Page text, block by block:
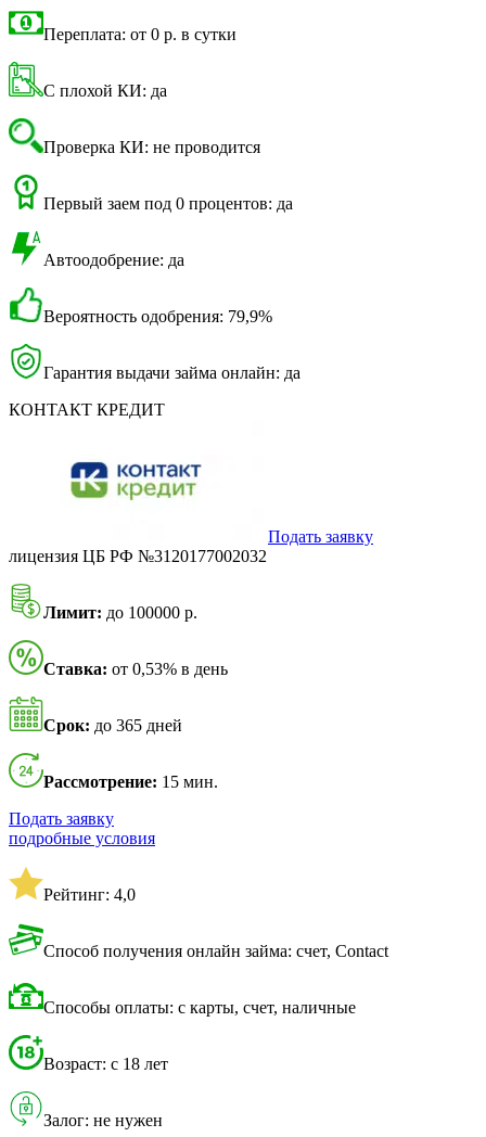
Переплата: от 0 р. в сутки
С плохой КИ: да
Проверка КИ: не проводится
Первый заем под 0 процентов: да
Автоодобрение: да
Вероятность одобрения: 79,9%
Гарантия выдачи займа онлайн: да
КОНТАКТ КРЕДИТ
Подать заявку
лицензия ЦБ РФ №3120177002032
Лимит: до 100000 р.
Ставка: от 0,53% в день
Срок: до 365 дней
Рассмотрение: 15 мин.
Подать заявку
подробные условия
Рейтинг: 4,0
Способ получения онлайн займа: счет, Contact
Способы оплаты: с карты, счет, наличные
Возраст: с 18 лет
Залог: не нужен